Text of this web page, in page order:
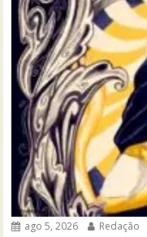
ago 5, 2026 Redação